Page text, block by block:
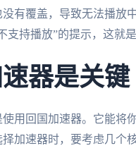
有覆盖，导致无法播放
持播放”的提示，这就
器是关键
用回国加速器。它能将
加速器时，要考虑几个